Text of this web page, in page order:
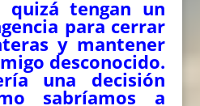
quizá tengan un
para cerrar
y mantener
desconocido.
una decisión
sabríamos a